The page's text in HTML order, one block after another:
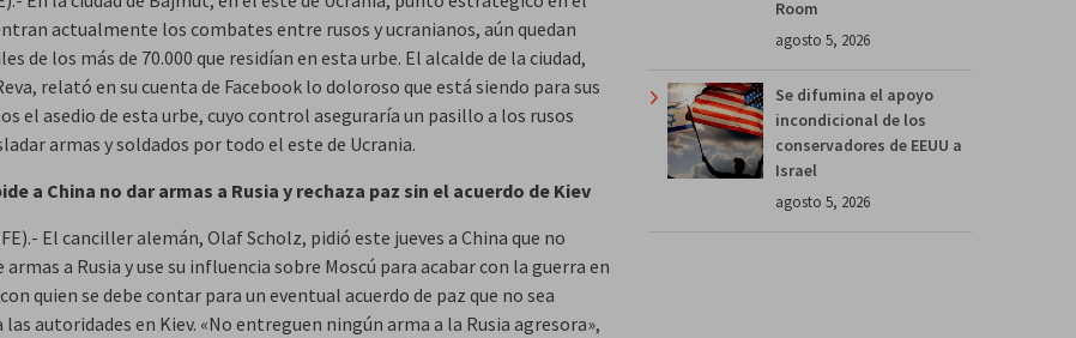
actualmente los combates entre rusos y ucranianos, aún quedan
de los más de 70.000 que residían en esta urbe. El alcalde de la ciudad,
relató en su cuenta de Facebook lo doloroso que está siendo para sus
el asedio de esta urbe, cuyo control aseguraría un pasillo a los rusos
armas y soldados por todo el este de Ucrania.
a China no dar armas a Rusia y rechaza paz sin el acuerdo de Kiev
El canciller alemán, Olaf Scholz, pidió este jueves a China que no
a Rusia y use su influencia sobre Moscú para acabar con la guerra en
quien se debe contar para un eventual acuerdo de paz que no sea
las autoridades en Kiev. «No entreguen ningún arma a la Rusia agresora»,
Room
agosto 5, 2026
Se difumina el apoyo
incondicional de los
conservadores de EEUU a
Israel
agosto 5, 2026